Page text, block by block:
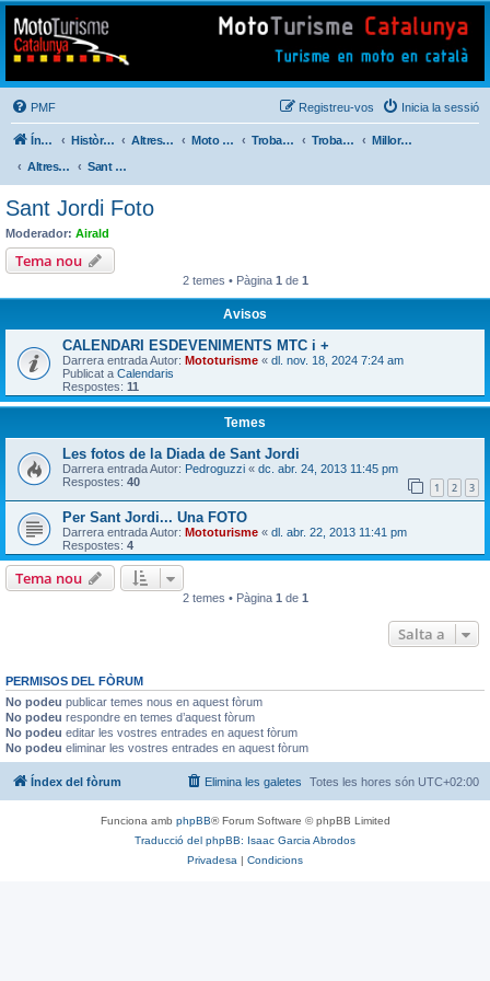
Mototurisme
Turisme en moto en català
PMF Inicia la sessió
Registreu-vos
Índex del fòrum Històric de Mototurisme Altres activitats Moto Perdido Extrem Trobada Familiar Trobades Viatgers Catalans
Millores i Incidències del Nou Fòrum (2014)
Altres . . .
Sant Jordi Foto
Sant Jordi Foto
Moderador: Airald
Tema nou
2 temes • Pàgina 1 de 1
Avisos
CALENDARI ESDEVENIMENTS MTC i +
Darrera entrada Autor: Mototurisme « dl. nov. 18, 2024 7:24 am
Publicat a Calendaris
Respostes: 11
Temes
Les fotos de la Diada de Sant Jordi
Darrera entrada Autor: Pedroguzzi « dc. abr. 24, 2013 11:45 pm
Respostes: 40 1 2 3
Per Sant Jordi... Una FOTO
Darrera entrada Autor: Mototurisme « dl. abr. 22, 2013 11:41 pm
Respostes: 4
Tema nou
2 temes • Pàgina 1 de 1
Salta a
PERMISOS DEL FÒRUM
No podeu publicar temes nous en aquest fòrum
No podeu respondre en temes d’aquest fòrum
No podeu editar les vostres entrades en aquest fòrum
No podeu eliminar les vostres entrades en aquest fòrum
Índex del fòrum Totes les hores són UTC+02:00
Elimina les galetes
Funciona amb phpBB® Forum Software © phpBB Limited
Traducció del phpBB: Isaac Garcia Abrodos
Privadesa | Condicions